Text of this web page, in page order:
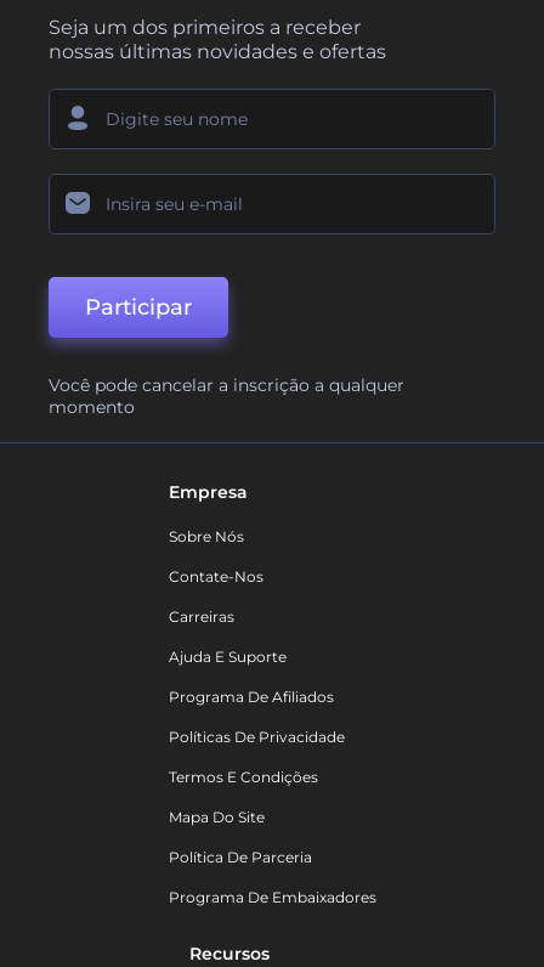
Seja um dos primeiros a receber
nossas últimas novidades e ofertas
Participar
Você pode cancelar a inscrição a qualquer
momento
Empresa
Sobre Nós
Contate-Nos
Carreiras
Ajuda E Suporte
Programa De Afiliados
Políticas De Privacidade
Termos E Condições
Mapa Do Site
Política De Parceria
Programa De Embaixadores
Recursos